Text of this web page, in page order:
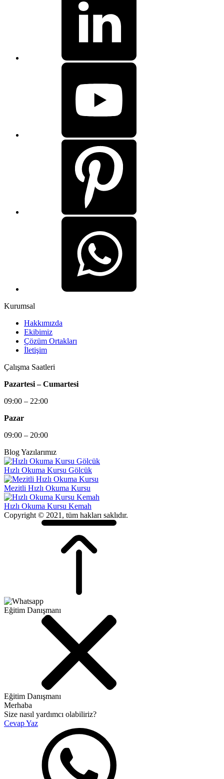
Kurumsal
Hakkımızda
Ekibimiz
Çözüm Ortakları
İletişim
Çalışma Saatleri
Pazartesi – Cumartesi
09:00 – 22:00
Pazar
09:00 – 20:00
Blog Yazılarımız
Hızlı Okuma Kursu Gölcük
Mezitli Hızlı Okuma Kursu
Hızlı Okuma Kursu Kemah
Copyright © 2021, tüm hakları saklıdır.
Eğitim Danışmanı
Eğitim Danışmanı
Merhaba
Size nasıl yardımcı olabiliriz?
Cevap Yaz